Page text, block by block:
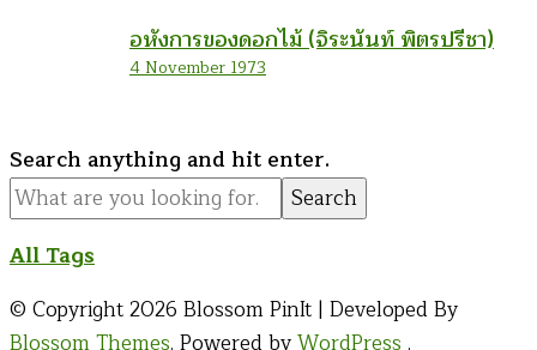
อหังการของดอกไม้ (จิระนันท์ พิตรปรีชา)
4 November 1973
Looking
for
Something?
Search anything and hit enter.
All Tags
© Copyright 2026 Blossom PinIt | Developed By